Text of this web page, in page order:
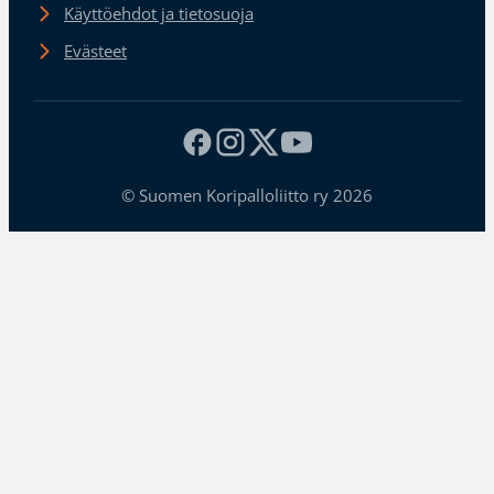
Käyttöehdot ja tietosuoja
Evästeet
© Suomen Koripalloliitto ry 2026